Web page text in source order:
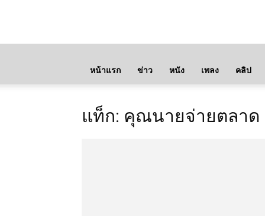
หน้าแรก ข่าว หนัง เพลง คลิป
แท็ก: คุณนายจ่ายตลาด